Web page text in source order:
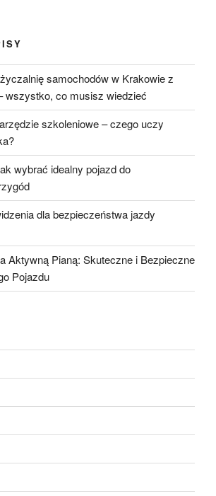
samochodów w Krakowie z
wszystko, co musisz wiedzieć
szkoleniowe – czego uczy
wybrać idealny pojazd do
dla bezpieczeństwa jazdy
Aktywną Pianą: Skuteczne i Bezpieczne
Pojazdu